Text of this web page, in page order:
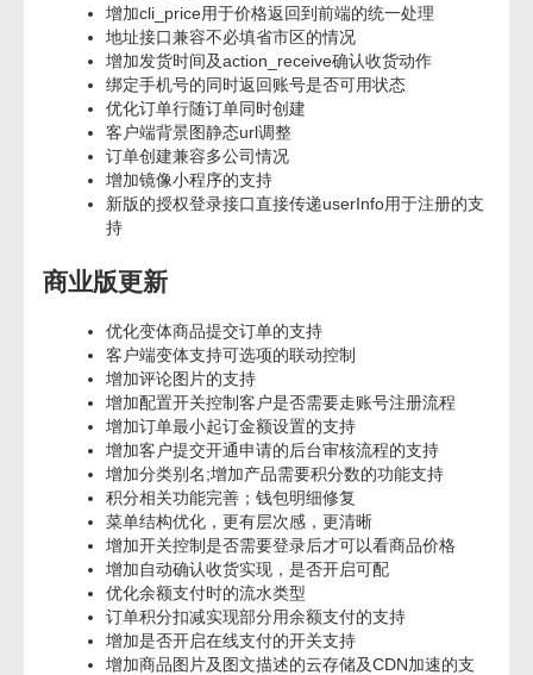
增加cli_price用于价格返回到前端的统一处理
地址接口兼容不必填省市区的情况
增加发货时间及action_receive确认收货动作
绑定手机号的同时返回账号是否可用状态
优化订单行随订单同时创建
客户端背景图静态url调整
订单创建兼容多公司情况
增加镜像小程序的支持
新版的授权登录接口直接传递userInfo用于注册的支
持
商业版更新
优化变体商品提交订单的支持
客户端变体支持可选项的联动控制
增加评论图片的支持
增加配置开关控制客户是否需要走账号注册流程
增加订单最小起订金额设置的支持
增加客户提交开通申请的后台审核流程的支持
增加分类别名;增加产品需要积分数的功能支持
积分相关功能完善；钱包明细修复
菜单结构优化，更有层次感，更清晰
增加开关控制是否需要登录后才可以看商品价格
增加自动确认收货实现，是否开启可配
优化余额支付时的流水类型
订单积分扣减实现部分用余额支付的支持
增加是否开启在线支付的开关支持
增加商品图片及图文描述的云存储及CDN加速的支